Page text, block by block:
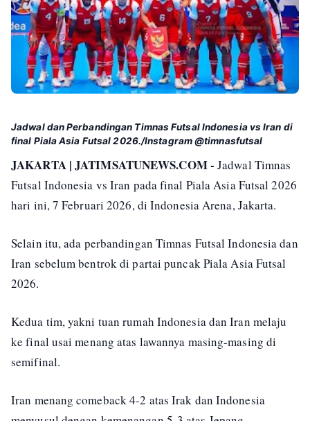
Jadwal dan Perbandingan Timnas Futsal Indonesia vs Iran di
final Piala Asia Futsal 2026./Instagram @timnasfutsal
JAKARTA | JATIMSATUNEWS.COM - Jadwal Timnas
Futsal Indonesia vs Iran pada final Piala Asia Futsal 2026
hari ini, 7 Februari 2026, di Indonesia Arena, Jakarta.
Selain itu, ada perbandingan Timnas Futsal Indonesia dan
Iran sebelum bentrok di partai puncak Piala Asia Futsal
2026.
Kedua tim, yakni tuan rumah Indonesia dan Iran melaju
ke final usai menang atas lawannya masing-masing di
semifinal.
Iran menang comeback 4-2 atas Irak dan Indonesia